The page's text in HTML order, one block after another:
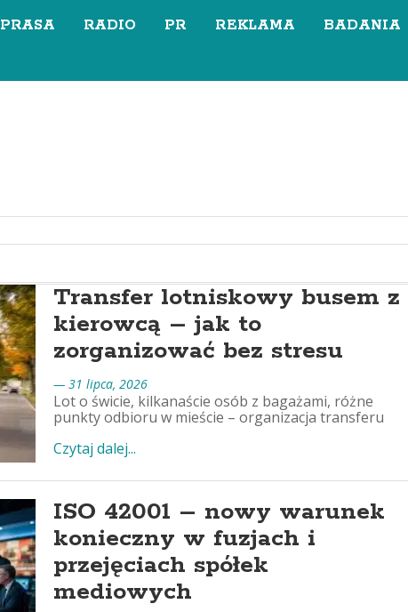
PRASA RADIO PR REKLAMA BADANIA
Transfer lotniskowy busem z
kierowcą – jak to
zorganizować bez stresu
— 31 lipca, 2026
Lot o świcie, kilkanaście osób z bagażami, różne
punkty odbioru w mieście – organizacja transferu
Czytaj dalej...
ISO 42001 – nowy warunek
konieczny w fuzjach i
przejęciach spółek
mediowych